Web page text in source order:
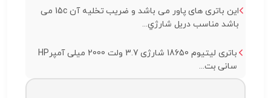
این باتری های پاور می باشد و ضریب تخلیه آن 15c می
باشد مناسب دریل شارژي...
باتری لیتیوم 18650 شارژی 3.7 ولت 2000 میلی آمپرHP
سانی بت...